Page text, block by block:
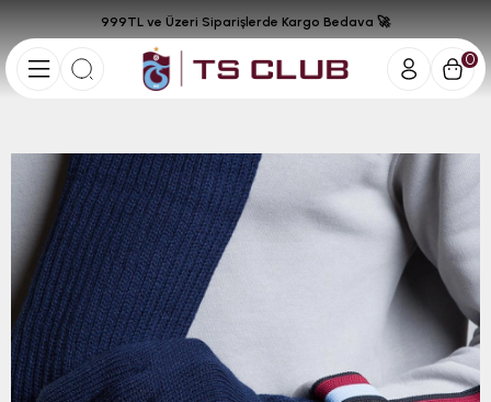
0
999TL ve Üzeri Siparişlerde Kargo Bedava 🚀